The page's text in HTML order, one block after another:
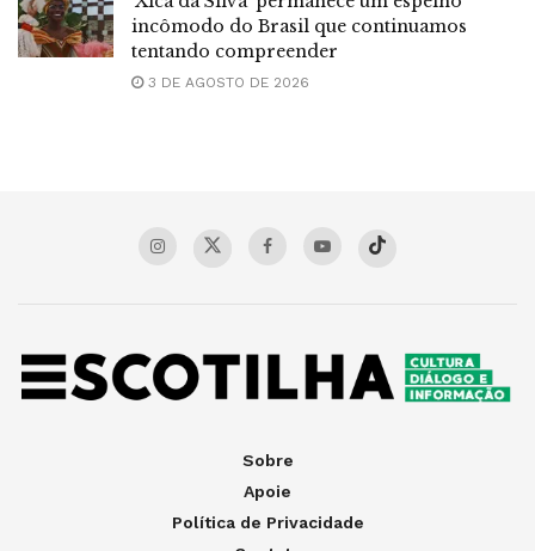
incômodo do Brasil que continuamos
tentando compreender
3 DE AGOSTO DE 2026
Sobre
Apoie
Política de Privacidade